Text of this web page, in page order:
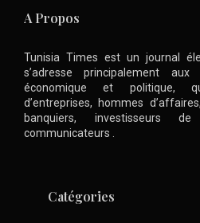
A Propos
Tunisia Times est un journal
s’adresse principalement
économique et politique,
d’entreprises, hommes
banquiers, investisseurs
communicateurs .
Catégories